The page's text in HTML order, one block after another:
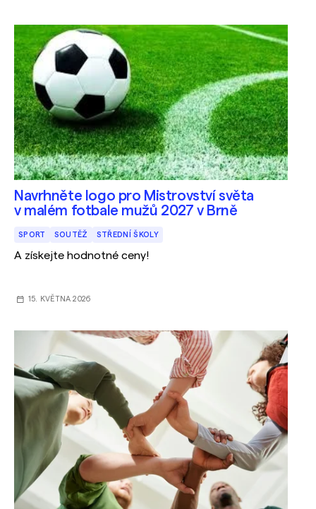
Navrhněte logo pro Mistrovství světa
v malém fotbale mužů 2027 v Brně
SPORT SOUTĚŽ STŘEDNÍ ŠKOLY
A získejte hodnotné ceny!
15. KVĚTNA 2026